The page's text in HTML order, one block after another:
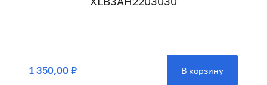
1 350,00 ₽ В корзину